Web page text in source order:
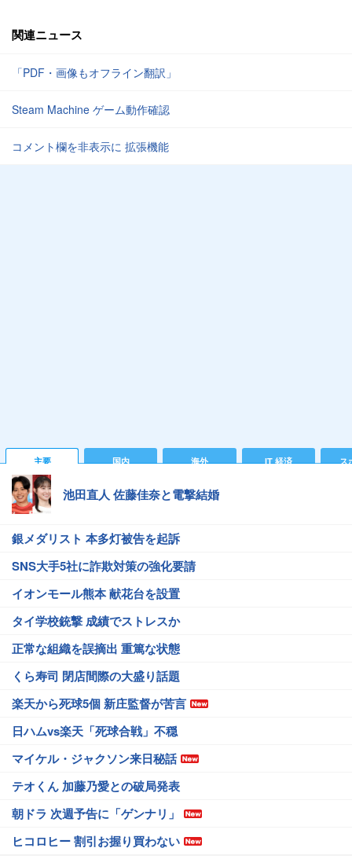
関連ニュース
「PDF・画像もオフライン翻訳」
Steam Machine ゲーム動作確認
コメント欄を非表示に 拡張機能
主要 国内 海外 IT 経済 ス
池田直人 佐藤佳奈と電撃結婚
銀メダリスト 本多灯被告を起訴
SNS大手5社に詐欺対策の強化要請
イオンモール熊本 献花台を設置
タイ学校銃撃 成績でストレスか
正常な組織を誤摘出 重篤な状態
くら寿司 閉店間際の大盛り話題
楽天から死球5個 新庄監督が苦言
日ハムvs楽天「死球合戦」不穏
マイケル・ジャクソン来日秘話
テオくん 加藤乃愛との破局発表
朝ドラ 次週予告に「ゲンナリ」
ヒコロヒー 割引お握り買わない